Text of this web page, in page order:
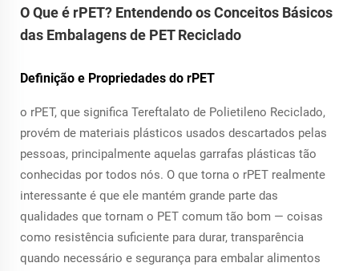
O Que é rPET? Entendendo os Conceitos Básicos
das Embalagens de PET Reciclado
Definição e Propriedades do rPET
o rPET, que significa Tereftalato de Polietileno Reciclado,
provém de materiais plásticos usados descartados pelas
pessoas, principalmente aquelas garrafas plásticas tão
conhecidas por todos nós. O que torna o rPET realmente
interessante é que ele mantém grande parte das
qualidades que tornam o PET comum tão bom — coisas
como resistência suficiente para durar, transparência
quando necessário e segurança para embalar alimentos